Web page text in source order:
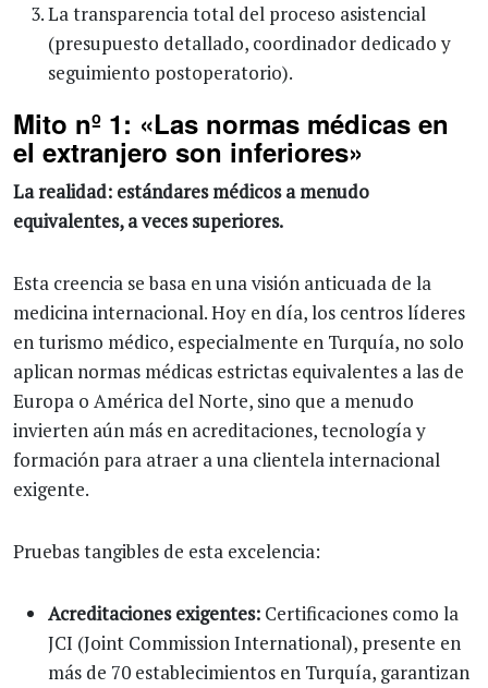
La transparencia total del proceso asistencial
(presupuesto detallado, coordinador dedicado y
seguimiento postoperatorio).
Mito nº 1: «Las normas médicas en
el extranjero son inferiores»
La realidad: estándares médicos a menudo
equivalentes, a veces superiores.
Esta creencia se basa en una visión anticuada de la
medicina internacional. Hoy en día, los centros líderes
en turismo médico, especialmente en Turquía, no solo
aplican normas médicas estrictas equivalentes a las de
Europa o América del Norte, sino que a menudo
invierten aún más en acreditaciones, tecnología y
formación para atraer a una clientela internacional
exigente.
Pruebas tangibles de esta excelencia:
Acreditaciones exigentes: Certificaciones como la
JCI (Joint Commission International), presente en
más de 70 establecimientos en Turquía, garantizan